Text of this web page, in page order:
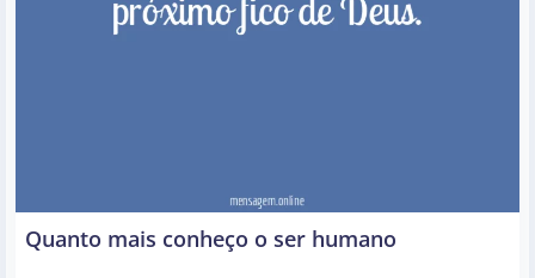
Quanto mais conheço o ser humano